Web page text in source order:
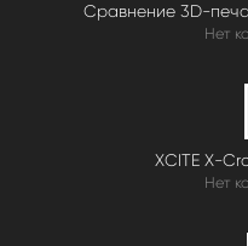
Сравнение 3D-
Нет
XCITE X-
Нет